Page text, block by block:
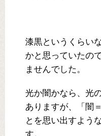
漆黒というくらい
かと思っていたの
ませんでした。
光か闇かなら、光
ありますが、「闇
とを思い出すよう